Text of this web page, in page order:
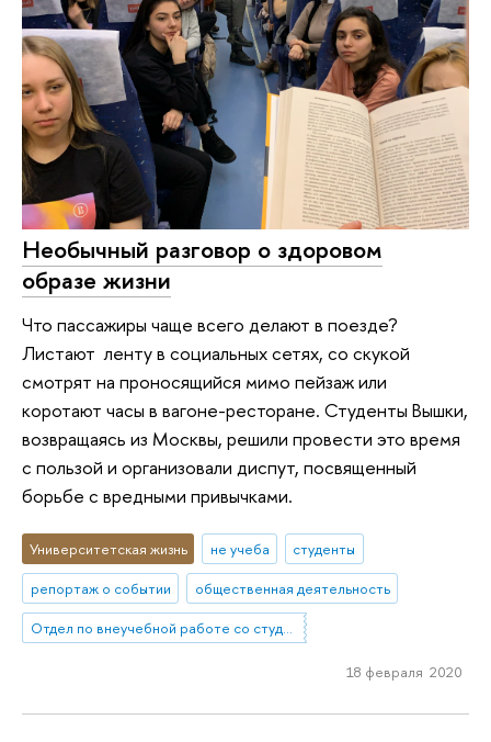
Необычный разговор о здоровом
образе жизни
Что пассажиры чаще всего делают в поезде?
Листают ленту в социальных сетях, со скукой
смотрят на проносящийся мимо пейзаж или
коротают часы в вагоне-ресторане. Студенты Вышки,
возвращаясь из Москвы, решили провести это время
с пользой и организовали диспут, посвященный
борьбе с вредными привычками.
Университетская жизнь не учеба
студенты
репортаж о событии
общественная деятельность
Отдел по внеучебной работе со студентами (Нижний Новгород)
18 февраля 2020